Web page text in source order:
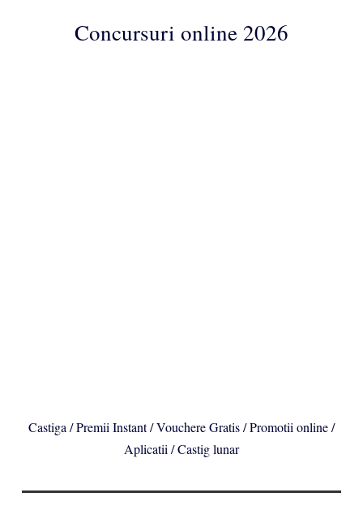
ConcursuriConcursuri online 2026
Castiga / Premii Instant / Vouchere Gratis / Promotii online /
Aplicatii / Castig lunar